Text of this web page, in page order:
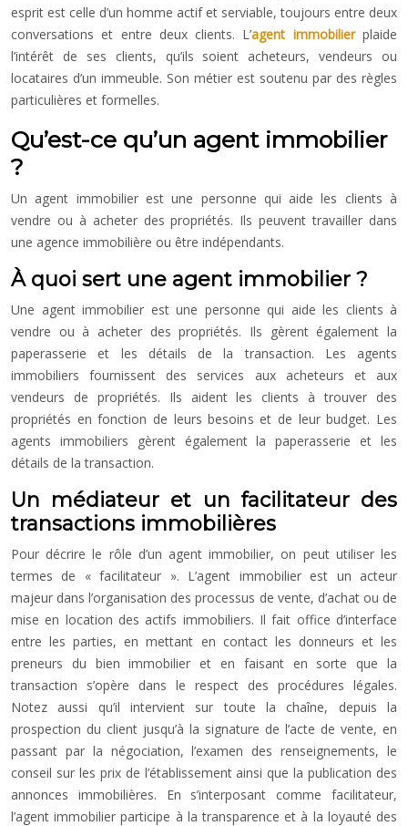
esprit est celle d’un homme actif et serviable, toujours entre deux
conversations et entre deux clients. L’agent immobilierplaide
l’intérêt de ses clients, qu’ils soient acheteurs, vendeurs ou
locataires d’un immeuble. Son métier est soutenu par des règles
particulières et formelles.
Qu’est-ce qu’un agent immobilier
?
Un agent immobilier est une personne qui aide les clients à
vendre ou à acheter des propriétés. Ils peuvent travailler dans
une agence immobilière ou être indépendants.
À quoi sert une agent immobilier ?
Une agent immobilier est une personne qui aide les clients à
vendre ou à acheter des propriétés. Ils gèrent également la
paperasserie et les détails de la transaction. Les agents
immobiliers fournissent des services aux acheteurs et aux
vendeurs de propriétés. Ils aident les clients à trouver des
propriétés en fonction de leurs besoins et de leur budget. Les
agents immobiliers gèrent également la paperasserie et les
détails de la transaction.
Un médiateur et un facilitateur des
transactions immobilières
Pour décrire le rôle d’un agent immobilier, on peut utiliser les
termes de « facilitateur ». L’agent immobilier est un acteur
majeur dans l’organisation des processus de vente, d’achat ou de
mise en location des actifs immobiliers. Il fait office d’interface
entre les parties, en mettant en contact les donneurs et les
preneurs du bien immobilier et en faisant en sorte que la
transaction s’opère dans le respect des procédures légales.
Notez aussi qu’il intervient sur toute la chaîne, depuis la
prospection du client jusqu’à la signature de l’acte de vente, en
passant par la négociation, l’examen des renseignements, le
conseil sur les prix de l’établissement ainsi que la publication des
annonces immobilières. En s’interposant comme facilitateur,
l’agent immobilier participe à la transparence et à la loyauté des